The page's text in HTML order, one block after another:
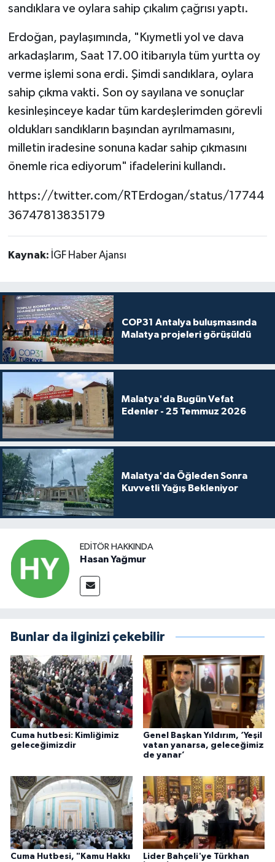
sandıklara ve oylara sahip çıkalım çağrısı yaptı.
Erdoğan, paylaşımında, "Kıymetli yol ve dava
arkadaşlarım, Saat 17.00 itibarıyla tüm yurtta oy
verme işlemi sona erdi. Şimdi sandıklara, oylara
sahip çıkma vakti. Son oy sayılana ve sonuçlar
kesinleşinceye kadar tüm kardeşlerimden görevli
oldukları sandıkların başından ayrılmamasını,
milletin iradesine sonuna kadar sahip çıkmasını
önemle rica ediyorum" ifadelerini kullandı.
https://twitter.com/RTErdogan/status/17744
36747813835179
Kaynak: İGF Haber Ajansı
COP31 Antalya buluşmasında
Malatya projeleri görüşüldü
Malatya'da Bugün Vefat
Edenler - 25 Temmuz 2026
Malatya'da Öğleden Sonra
Kuvvetli Yağış Bekleniyor
EDITÖR HAKKINDA
Hasan Yağmur
Bunlar da ilginizi çekebilir
Cuma hutbesi: Kimliğimiz
geleceğimizdir
Genel Başkan Yıldırım, ‘Yeşil
vatan yanarsa, geleceğimiz
de yanar’
Cuma Hutbesi, "Kamu Hakkı Lider Bahçeli'ye Türkhan